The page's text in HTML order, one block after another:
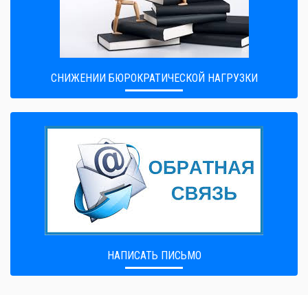
CНИЖЕНИИ БЮРОКРАТИЧЕСКОЙ НАГРУЗКИ
НАПИСАТЬ ПИСЬМО